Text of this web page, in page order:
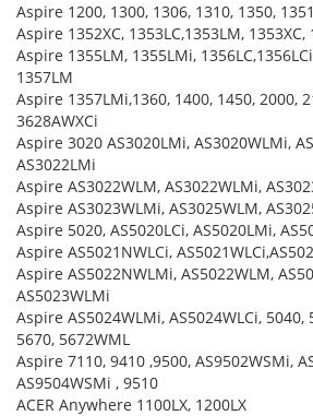
Aspire 1200, 1300, 1306, 1310, 1350,
Aspire 1352XC, 1353LC,1353LM, 1353XC,
Aspire 1355LM, 1355LMi,
1357LM
Aspire 1357LMi,1360, 1400, 1450, 2000,
3628AWXCi
Aspire 3020 AS3020LMi, AS3020WLMi,
AS3022LMi
Aspire AS3022WLM, AS3022WLMi,
Aspire AS3023WLMi, AS3025WLM,
Aspire 5020, AS5020LCi, AS5020LMi,
Aspire AS5021NWLCi,
Aspire AS5022NWLMi, AS5022WLM,
AS5023WLMi
Aspire AS5024WLMi, AS5024WLCi, 5040,
5670, 5672WML
Aspire 7110, 9410 ,9500, AS9502WSMi,
AS9504WSMi , 9510
ACER Anywhere 1100LX, 1200LX